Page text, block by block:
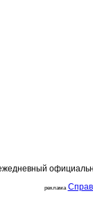
реклама